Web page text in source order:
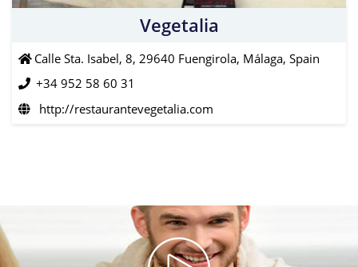
Vegetalia
Calle Sta. Isabel, 8, 29640 Fuengirola, Málaga, Spain
+34 952 58 60 31
http://restaurantevegetalia.com